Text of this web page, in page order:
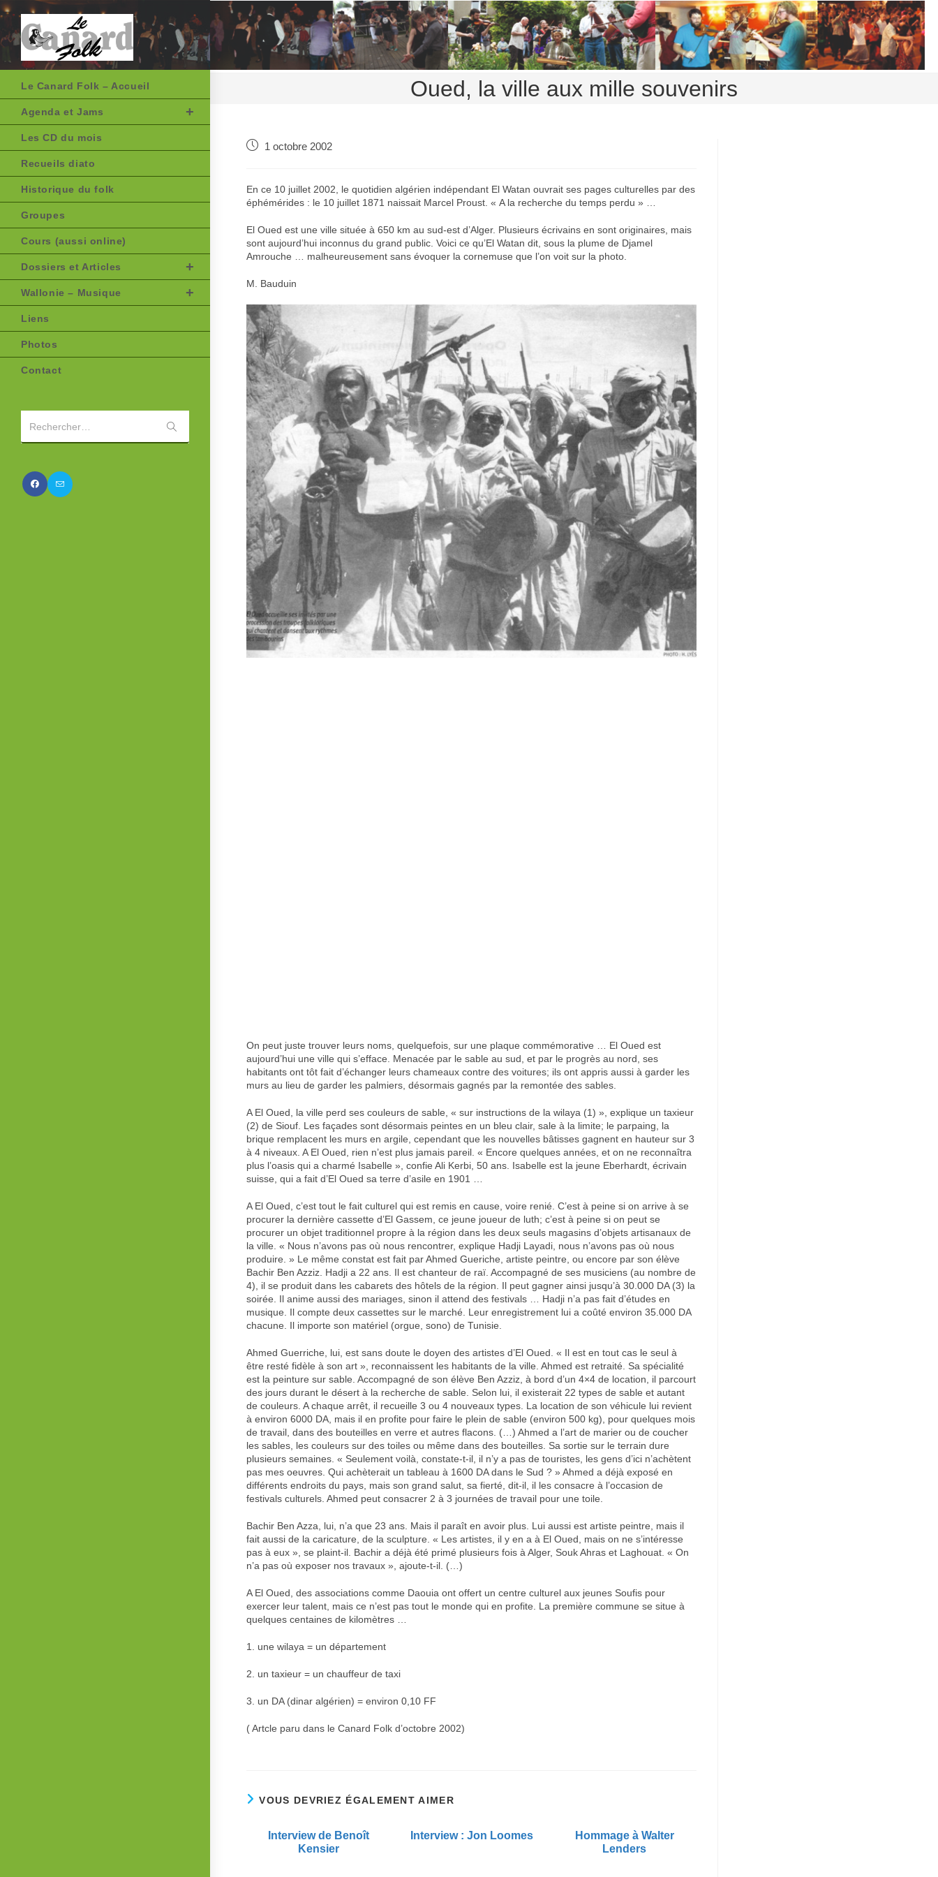
to
content
Le Canard Folk – Accueil
Agenda et Jams
Les CD du mois
Recueils diato
Historique du folk
Groupes
Cours (aussi online)
Dossiers et Articles
Wallonie – Musique
Liens
Photos
Contact
Rechercher…
la
recherche
Oued, la ville aux mille souvenirs
Publication
1 octobre 2002
En ce 10 juillet 2002, le quotidien algérien indépendant El Watan ouvrait ses pages culturelles par des
éphémérides : le 10 juillet 1871 naissait Marcel Proust. « A la recherche du temps perdu » …
El Oued est une ville située à 650 km au sud-est d’Alger. Plusieurs écrivains en sont originaires, mais
sont aujourd’hui inconnus du grand public. Voici ce qu’El Watan dit, sous la plume de Djamel
Amrouche … malheureusement sans évoquer la cornemuse que l’on voit sur la photo.
M. Bauduin
On peut juste trouver leurs noms, quelquefois, sur une plaque commémorative … El Oued est
aujourd’hui une ville qui s’efface. Menacée par le sable au sud, et par le progrès au nord, ses
habitants ont tôt fait d’échanger leurs chameaux contre des voitures; ils ont appris aussi à garder les
murs au lieu de garder les palmiers, désormais gagnés par la remontée des sables.
A El Oued, la ville perd ses couleurs de sable, « sur instructions de la wilaya (1) », explique un taxieur
(2) de Siouf. Les façades sont désormais peintes en un bleu clair, sale à la limite; le parpaing, la
brique remplacent les murs en argile, cependant que les nouvelles bâtisses gagnent en hauteur sur 3
à 4 niveaux. A El Oued, rien n’est plus jamais pareil. « Encore quelques années, et on ne reconnaîtra
plus l’oasis qui a charmé Isabelle », confie Ali Kerbi, 50 ans. Isabelle est la jeune Eberhardt, écrivain
suisse, qui a fait d’El Oued sa terre d’asile en 1901 …
A El Oued, c’est tout le fait culturel qui est remis en cause, voire renié. C’est à peine si on arrive à se
procurer la dernière cassette d’El Gassem, ce jeune joueur de luth; c’est à peine si on peut se
procurer un objet traditionnel propre à la région dans les deux seuls magasins d’objets artisanaux de
la ville. « Nous n’avons pas où nous rencontrer, explique Hadji Layadi, nous n’avons pas où nous
produire. » Le même constat est fait par Ahmed Gueriche, artiste peintre, ou encore par son élève
Bachir Ben Azziz. Hadji a 22 ans. Il est chanteur de raï. Accompagné de ses musiciens (au nombre de
4), il se produit dans les cabarets des hôtels de la région. Il peut gagner ainsi jusqu’à 30.000 DA (3) la
soirée. Il anime aussi des mariages, sinon il attend des festivals … Hadji n’a pas fait d’études en
musique. Il compte deux cassettes sur le marché. Leur enregistrement lui a coûté environ 35.000 DA
chacune. Il importe son matériel (orgue, sono) de Tunisie.
Ahmed Guerriche, lui, est sans doute le doyen des artistes d’El Oued. « Il est en tout cas le seul à
être resté fidèle à son art », reconnaissent les habitants de la ville. Ahmed est retraité. Sa spécialité
est la peinture sur sable. Accompagné de son élève Ben Azziz, à bord d’un 4×4 de location, il parcourt
des jours durant le désert à la recherche de sable. Selon lui, il existerait 22 types de sable et autant
de couleurs. A chaque arrêt, il recueille 3 ou 4 nouveaux types. La location de son véhicule lui revient
à environ 6000 DA, mais il en profite pour faire le plein de sable (environ 500 kg), pour quelques mois
de travail, dans des bouteilles en verre et autres flacons. (…) Ahmed a l’art de marier ou de coucher
les sables, les couleurs sur des toiles ou même dans des bouteilles. Sa sortie sur le terrain dure
plusieurs semaines. « Seulement voilà, constate-t-il, il n’y a pas de touristes, les gens d’ici n’achètent
pas mes oeuvres. Qui achèterait un tableau à 1600 DA dans le Sud ? » Ahmed a déjà exposé en
différents endroits du pays, mais son grand salut, sa fierté, dit-il, il les consacre à l’occasion de
festivals culturels. Ahmed peut consacrer 2 à 3 journées de travail pour une toile.
Bachir Ben Azza, lui, n’a que 23 ans. Mais il paraît en avoir plus. Lui aussi est artiste peintre, mais il
fait aussi de la caricature, de la sculpture. « Les artistes, il y en a à El Oued, mais on ne s’intéresse
pas à eux », se plaint-il. Bachir a déjà été primé plusieurs fois à Alger, Souk Ahras et Laghouat. « On
n’a pas où exposer nos travaux », ajoute-t-il. (…)
A El Oued, des associations comme Daouia ont offert un centre culturel aux jeunes Soufis pour
exercer leur talent, mais ce n’est pas tout le monde qui en profite. La première commune se situe à
quelques centaines de kilomètres …
1. une wilaya = un département
2. un taxieur = un chauffeur de taxi
3. un DA (dinar algérien) = environ 0,10 FF
( Artcle paru dans le Canard Folk d’octobre 2002)
VOUS DEVRIEZ ÉGALEMENT AIMER
Interview de Benoît
Kensier
Interview : Jon Loomes
Hommage à Walter
Lenders